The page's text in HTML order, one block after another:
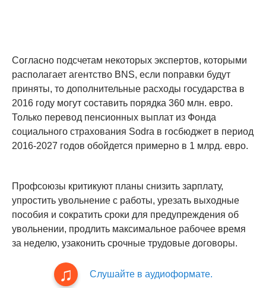
Согласно подсчетам некоторых экспертов, которыми
располагает агентство BNS, если поправки будут
приняты, то дополнительные расходы государства в
2016 году могут составить порядка 360 млн. евро.
Только перевод пенсионных выплат из Фонда
социального страхования Sodra в госбюджет в период
2016-2027 годов обойдется примерно в 1 млрд. евро.
Профсоюзы критикуют планы снизить зарплату,
упростить увольнение с работы, урезать выходные
пособия и сократить сроки для предупреждения об
увольнении, продлить максимальное рабочее время
за неделю, узаконить срочные трудовые договоры.
Слушайте в аудиоформате.